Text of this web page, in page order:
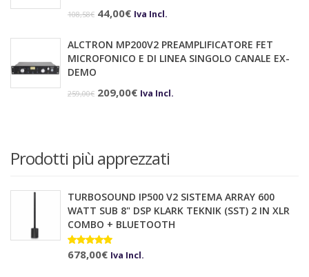
199,00€.189,00€.
108,58€ Il
originale
108,58€.
44,00€Il
attuale
44,00€.
Iva Incl.
ALCTRON MP200V2 PREAMPLIFICATORE FET
MICROFONICO E DI LINEA SINGOLO CANALE EX-
DEMO
259,00€ Il
259,00€.
209,00€Il
209,00€.
Iva Incl.
Prodotti più apprezzati
TURBOSOUND IP500 V2 SISTEMA ARRAY 600
WATT SUB 8" DSP KLARK TEKNIK (SST) 2 IN XLR
COMBO + BLUETOOTH
Valutato 10.00su 5
678,00€ Iva Incl.